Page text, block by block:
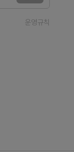
운영규칙